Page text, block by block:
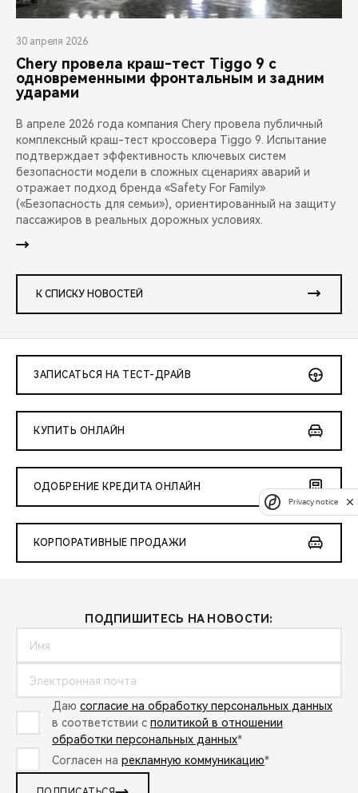
30 апреля 2026
Chery провела краш-тест Tiggo 9 с
одновременными фронтальным и задним
ударами
В апреле 2026 года компания Chery провела публичный
комплексный краш-тест кроссовера Tiggo 9. Испытание
подтверждает эффективность ключевых систем
безопасности модели в сложных сценариях аварий и
отражает подход бренда «Safety For Family»
(«Безопасность для семьи»), ориентированный на защиту
пассажиров в реальных дорожных условиях.
К СПИСКУ НОВОСТЕЙ
ЗАПИСАТЬСЯ НА ТЕСТ-ДРАЙВ
КУПИТЬ ОНЛАЙН
ОДОБРЕНИЕ КРЕДИТА ОНЛАЙН
КОРПОРАТИВНЫЕ ПРОДАЖИ
ПОДПИШИТЕСЬ НА НОВОСТИ:
Даю согласие на обработку персональных данных
в соответствии с политикой в отношении
обработки персональных данных*
Согласен на рекламную коммуникацию*
Privacy notice